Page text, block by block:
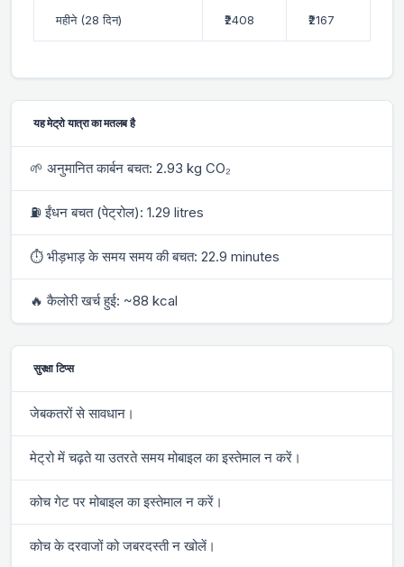
महीने (28 दिन) ₹2408 ₹2167
यह मेट्रो यात्रा का मतलब है
🌱 अनुमानित कार्बन बचत: 2.93 kg CO₂
⛽ ईंधन बचत (पेट्रोल): 1.29 litres
⏱ भीड़भाड़ के समय समय की बचत: 22.9 minutes
🔥 कैलोरी खर्च हुई: ~88 kcal
सुरक्षा टिप्स
जेबकतरों से सावधान।
मेट्रो में चढ़ते या उतरते समय मोबाइल का इस्तेमाल न करें।
कोच गेट पर मोबाइल का इस्तेमाल न करें।
कोच के दरवाजों को जबरदस्ती न खोलें।